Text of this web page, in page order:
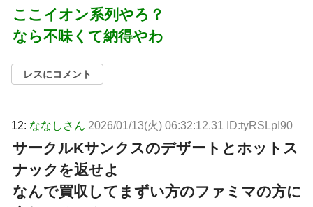
ここイオン系列やろ？
なら不味くて納得やわ
レスにコメント
12: ななしさん 2026/01/13(火) 06:32:12.31 ID:tyRSLpI90
サークルKサンクスのデザートとホットス
ナックを返せよ
なんで買収してまずい方のファミマの方に